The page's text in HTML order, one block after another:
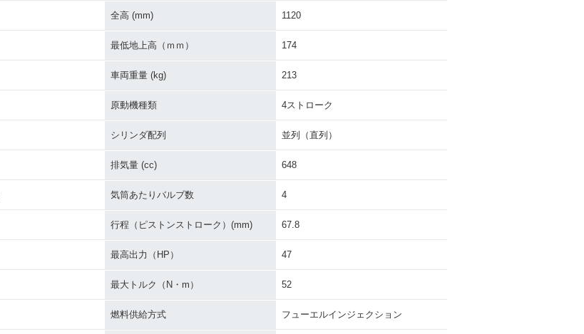
全高 (mm) 1120
最低地上高（ｍｍ） 174
車両重量 (kg) 213
原動機種類 4ストローク
シリンダ配列 並列（直列）
排気量 (cc) 648
気筒あたりバルブ数 4
行程（ピストンストローク）(mm) 67.8
最高出力（HP） 47
最大トルク（N・m） 52
燃料供給方式 フューエルインジェクション